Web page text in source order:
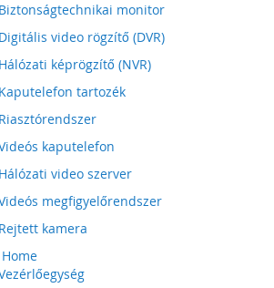
Biztonságtechnikai monitor
Digitális video rögzítő (DVR)
Hálózati képrögzítő (NVR)
Kaputelefon tartozék
Riasztórendszer
kaputelefon
Hálózati video szerver
megfigyelőrendszer
Rejtett kamera